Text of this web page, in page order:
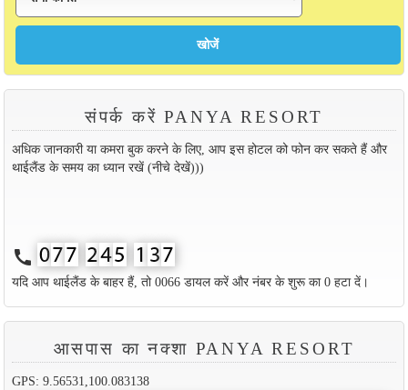
संपर्क करें PANYA RESORT
अधिक जानकारी या कमरा बुक करने के लिए, आप इस होटल को फोन कर सकते हैं और
थाईलैंड के समय का ध्यान रखें (नीचे देखें)))
call
यदि आप थाईलैंड के बाहर हैं, तो 0066 डायल करें और नंबर के शुरू का 0 हटा दें।
आसपास का नक्शा PANYA RESORT
GPS: 9.56531,100.083138